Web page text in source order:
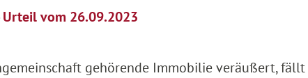
Urteil vom 26.09.2023
gehörende Immobilie veräußert,